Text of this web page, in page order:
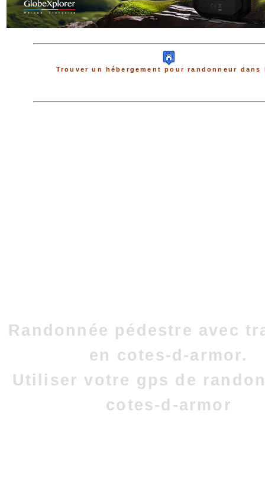
Trouver un hébergement pour randonneur dans
Randonnée pédestre avec
en cotes-d-armor.
Utiliser votre gps de
cotes-d-armor